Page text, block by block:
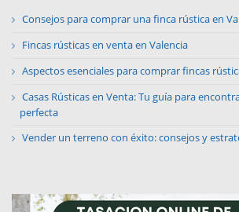
Consejos para comprar una finca rústica en
Fincas rústicas en venta en Valencia
Aspectos esenciales para comprar fincas
Casas Rústicas en Venta: Tu guía para
perfecta
Vender un terreno con éxito: consejos y